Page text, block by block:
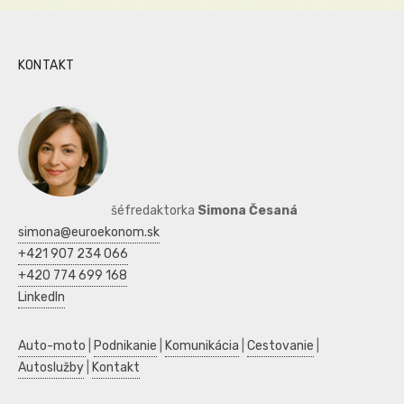
KONTAKT
šéfredaktorka Simona Česaná
simona@euroekonom.sk
+421 907 234 066
+420 774 699 168
LinkedIn
Auto-moto Podnikanie Komunikácia Cestovanie
Autoslužby
Kontakt